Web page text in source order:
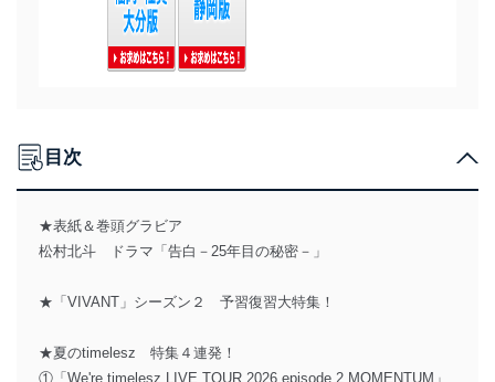
目次
★表紙＆巻頭グラビア
松村北斗 ドラマ「告白－25年目の秘密－」
★「VIVANT」シーズン２ 予習復習大特集！
★夏のtimelesz 特集４連発！
①「We're timelesz LIVE TOUR 2026 episode 2 MOMENTUM」